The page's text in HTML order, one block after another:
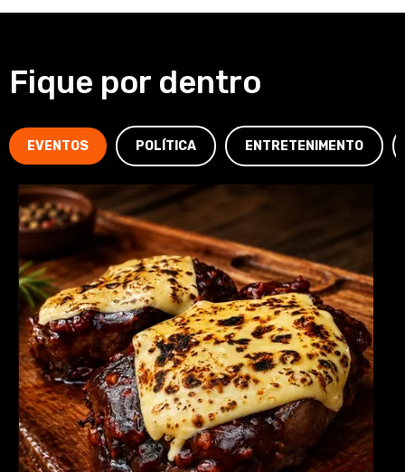
Fique por dentro
EVENTOS POLÍTICA ENTRETENIMENTO